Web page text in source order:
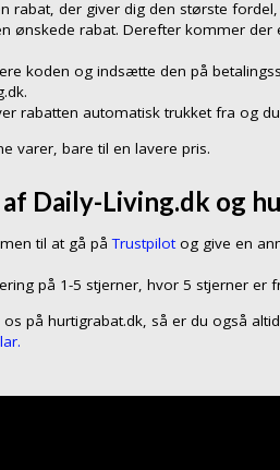
rabat, der giver dig den største
ønskede rabat. Derefter kommer
koden og indsætte den på
rabatten automatisk trukket fra og
varer, bare til en lavere pris.
Daily-Living.dk og
til at gå påTrustpilotog give en
på 1-5 stjerner, hvor 5 stjerner er
på hurtigrabat.dk, så er du også